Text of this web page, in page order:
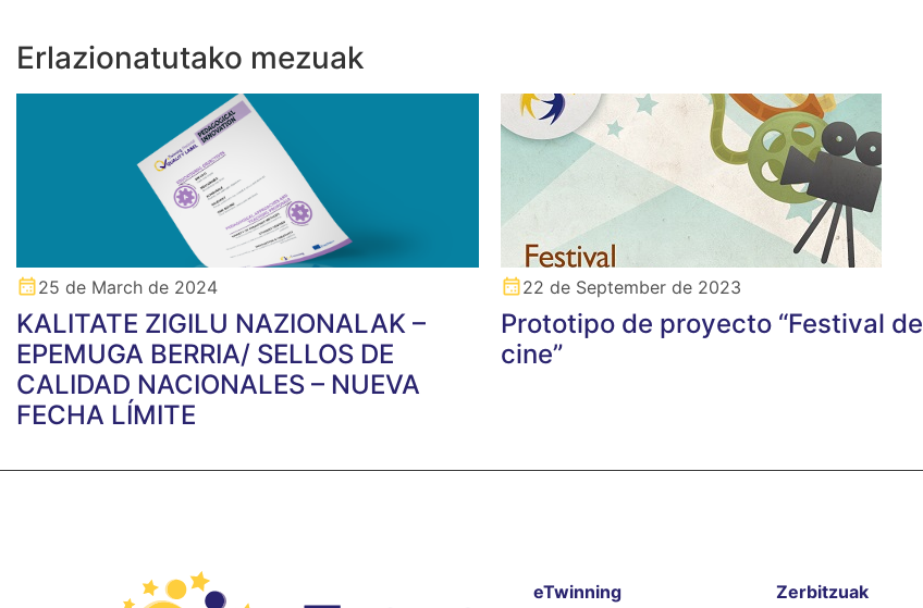
Erlazionatutako mezuak
25 de March de 2024
KALITATE ZIGILU NAZIONALAK –
EPEMUGA BERRIA/ SELLOS DE
CALIDAD NACIONALES – NUEVA
FECHA LÍMITE
22 de September de 2023
Prototipo de proyecto “Festival de
cine”
eTwinning Zerbitzuak